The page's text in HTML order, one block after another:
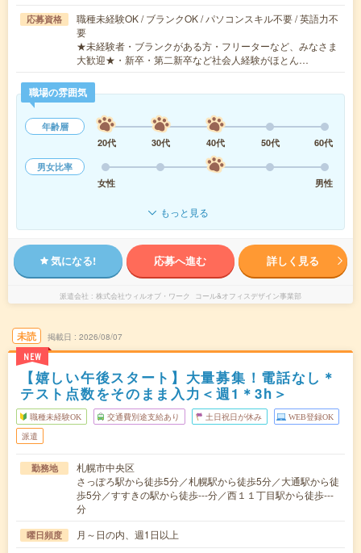
応募資格
職種未経験OK / ブランクOK / パソコンスキル不要 / 英語力不
要
★未経験者・ブランクがある方・フリーターなど、みなさま
大歓迎★・新卒・第二新卒など社会人経験がほとん…
職場の雰囲気
年齢層
20代
30代 40代 50代
60代
男女比率
女性
男性
もっと見る
気になる! 応募へ進む 詳しく見る
派遣会社 株式会社ウィルオブ・ワーク コール&オフィスデザイン事業部
未読
NEW
掲載日 2026/08/07
【嬉しい午後スタート】大量募集！電話なし＊
テスト点数をそのまま入力＜週1＊3h＞
職種未経験OK 交通費別途支給あり 土日祝日が休み WEB登録OK
派遣
勤務地
札幌市中央区
さっぽろ駅から徒歩5分／札幌駅から徒歩5分／大通駅から徒
歩5分／すすきの駅から徒歩---分／西１１丁目駅から徒歩---
分
曜日頻度 月～日の内、週1日以上